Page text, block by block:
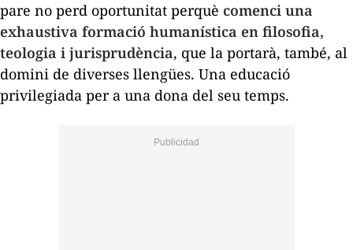
pare no perd oportunitat perquè comenci una
exhaustiva formació humanística en filosofia,
teologia i jurisprudència, que la portarà, també, al
domini de diverses llengües. Una educació
privilegiada per a una dona del seu temps.